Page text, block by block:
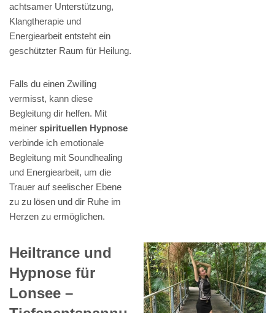
achtsamer Unterstützung,
Klangtherapie und
Energiearbeit entsteht ein
geschützter Raum für Heilung.
Falls du einen Zwilling
vermisst, kann diese
Begleitung dir helfen. Mit
meiner spirituellen Hypnose
verbinde ich emotionale
Begleitung mit Soundhealing
und Energiearbeit, um die
Trauer auf seelischer Ebene
zu zu lösen und dir Ruhe im
Herzen zu ermöglichen.
Heiltrance und
Hypnose für
Lonsee –